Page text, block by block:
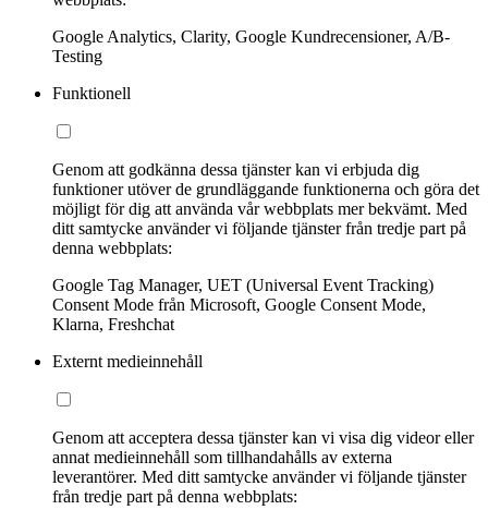
Google Analytics, Clarity, Google Kundrecensioner, A/B-
Testing
Funktionell
Genom att godkänna dessa tjänster kan vi erbjuda dig
funktioner utöver de grundläggande funktionerna och göra det
möjligt för dig att använda vår webbplats mer bekvämt. Med
ditt samtycke använder vi följande tjänster från tredje part på
denna webbplats:
Google Tag Manager, UET (Universal Event Tracking)
Consent Mode från Microsoft, Google Consent Mode,
Klarna, Freshchat
Externt medieinnehåll
Genom att acceptera dessa tjänster kan vi visa dig videor eller
annat medieinnehåll som tillhandahålls av externa
leverantörer. Med ditt samtycke använder vi följande tjänster
från tredje part på denna webbplats: